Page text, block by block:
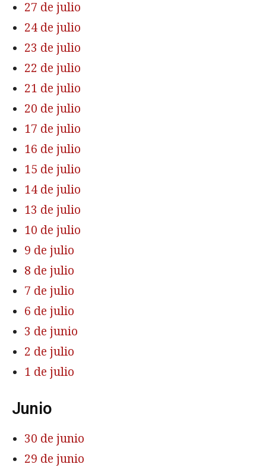
27 de julio
24 de julio
23 de julio
22 de julio
21 de julio
20 de julio
17 de julio
16 de julio
15 de julio
14 de julio
13 de julio
10 de julio
9 de julio
8 de julio
7 de julio
6 de julio
3 de junio
2 de julio
1 de julio
Junio
30 de junio
29 de junio